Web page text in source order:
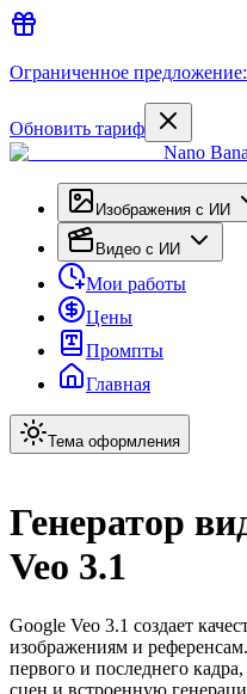
Ограниченное
Обновить тариф
Nano
Изображения с ИИ
Видео с ИИ
Мои работы
Цены
Промпты
Главная
Тема оформления
Генератор
Veo 3.1
Google Veo 3.1 создает
изображениям и
первого и последнего
сцен и встроенную